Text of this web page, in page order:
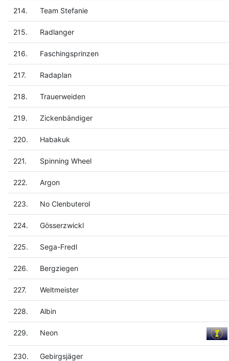
214. Team Stefanie
215. Radlanger
216. Faschingsprinzen
217. Radaplan
218. Trauerweiden
219. Zickenbändiger
220. Habakuk
221. Spinning Wheel
222. Argon
223. No Clenbuterol
224. Gösserzwickl
225. Sega-Fredl
226. Bergziegen
227. Weltmeister
228. Albin
229. Neon
230. Gebirgsjäger